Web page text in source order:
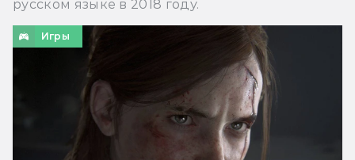
русском языке в 2018 году.
Игры